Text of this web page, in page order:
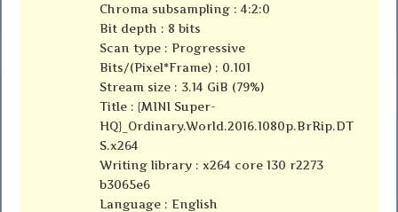
Chroma subsampling : 4:2:0
Bit depth : 8 bits
Scan type : Progressive
Bits/(Pixel*Frame) : 0.101
Stream size : 3.14 GiB (79%)
Title : {MINI Super-
HQ}_Ordinary.World.2016.1080p.BrRip.DT
S.x264
Writing library : x264 core 130 r2273
b3065e6
Language : English